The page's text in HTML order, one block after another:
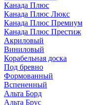
Канада Плюс
Канада Плюс Люкс
Канада Плюс Премиум
Канада Плюс Престиж
Акриловый
Виниловый
Корабельная доска
Под бревно
Формованный
Вспененный
Альта Борд
Альта Брус